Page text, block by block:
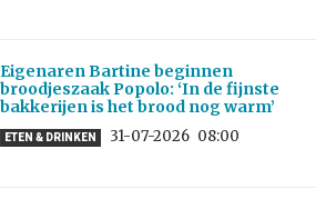
Eigenaren Bartine beginnen
broodjeszaak Popolo: ‘In de fijnste
bakkerijen is het brood nog warm’
ETEN & DRINKEN 31-07-2026 08:00